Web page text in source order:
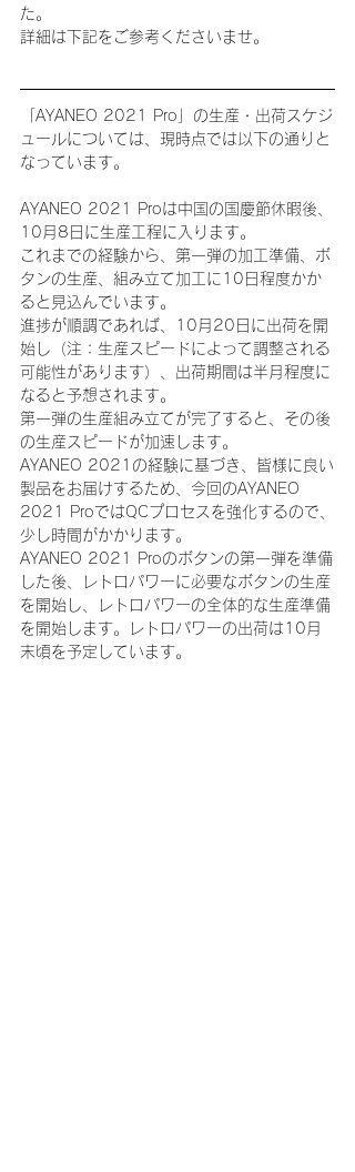
た。
詳細は下記をご参考くださいませ。
「AYANEO 2021 Pro」の生産・出荷スケジ
ュールについては、現時点では以下の通りと
なっています。
AYANEO 2021 Proは中国の国慶節休暇後、
10月8日に生産工程に入ります。
これまでの経験から、第一弾の加工準備、ボ
タンの生産、組み立て加工に10日程度かか
ると見込んでいます。
進捗が順調であれば、10月20日に出荷を開
始し（注：生産スピードによって調整される
可能性があります）、出荷期間は半月程度に
なると予想されます。
第一弾の生産組み立てが完了すると、その後
の生産スピードが加速します。
AYANEO 2021の経験に基づき、皆様に良い
製品をお届けするため、今回のAYANEO
2021 ProではQCプロセスを強化するので、
少し時間がかかります。
AYANEO 2021 Proのボタンの第一弾を準備
した後、レトロパワーに必要なボタンの生産
を開始し、レトロパワーの全体的な生産準備
を開始します。レトロパワーの出荷は10月
末頃を予定しています。